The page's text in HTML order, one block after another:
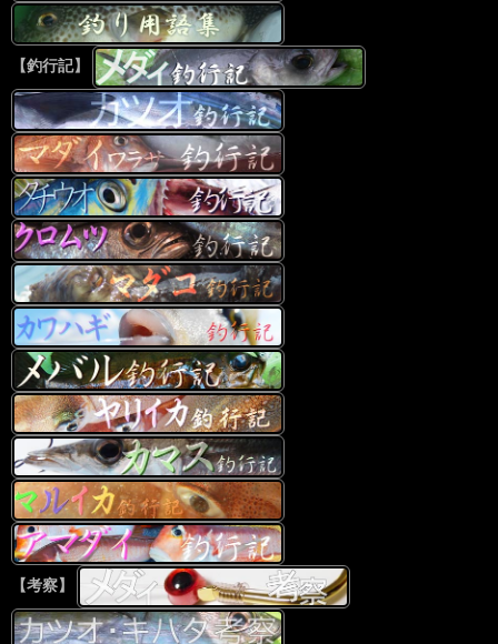
【釣行記】
【考察】